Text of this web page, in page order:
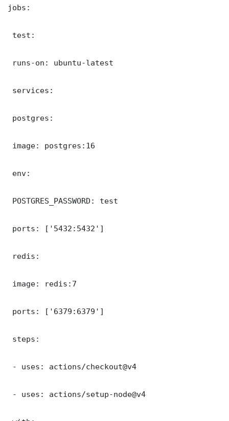
jobs:
test:
runs-on: ubuntu-latest
services:
postgres:
image: postgres:16
env:
POSTGRES_PASSWORD: test
ports: ['5432:5432']
redis:
image: redis:7
ports: ['6379:6379']
steps:
- uses: actions/checkout@v4
- uses: actions/setup-node@v4